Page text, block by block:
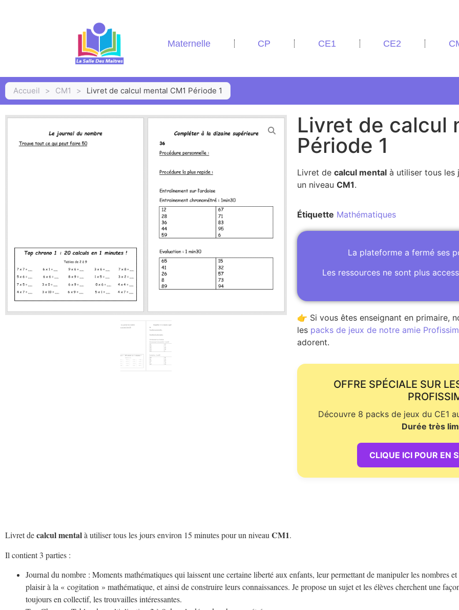
Maternelle CP CE1 CE2
Accueil > CM1 > Livret de calcul mental CM1 Période 1
Livret de calcul
Période 1
Livret de calcul mental à utiliser tous les
un niveau CM1.
Étiquette Mathématiques
La plateforme a fermé ses
Les ressources ne sont plus
👉 Si vous êtes enseignant en primaire,
les packs de jeux de notre amie
adorent.
OFFRE SPÉCIALE SUR
Découvre 8 packs de jeux du CE1
Durée très
CLIQUE ICI POUR EN
Livret decalcul mentalà utiliser tous les jours environ 15 minutes pour un niveau CM1.
Il contient 3 parties :
Journal du nombre : Moments mathématiques qui laissent une certaine liberté aux enfants, leur permettant de manipuler les nombres
plaisir à la « cogitation » mathématique, et ainsi de construire leurs connaissances. Je propose un sujet et les élèves cherchent une
toujours en collectif, les trouvailles intéressantes.